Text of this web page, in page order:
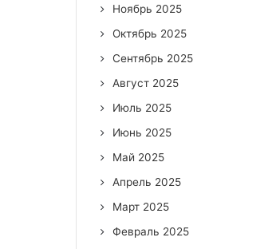
Ноябрь 2025
Октябрь 2025
Сентябрь 2025
Август 2025
Июль 2025
Июнь 2025
Май 2025
Апрель 2025
Март 2025
Февраль 2025